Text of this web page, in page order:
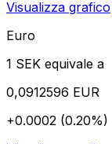
Visualizza grafico
Euro
1 SEK equivale a
0,0912596 EUR
+0.0002 (0.20%)